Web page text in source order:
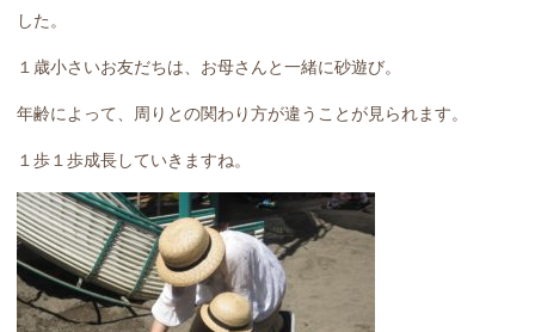
した。
１歳小さいお友だちは、お母さんと一緒に砂遊び。
年齢によって、周りとの関わり方が違うことが見られます。
１歩１歩成長していきますね。